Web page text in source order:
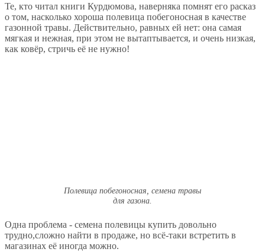
Те, кто читал книги Курдюмова, наверняка помнят его расказ
о том, насколько хороша полевица побегоносная в качестве
газонной травы. Действительно, равных ей нет: она самая
мягкая и нежная, при этом не вытаптывается, и очень низкая,
как ковёр, стричь её не нужно!
Полевица побегоносная, семена травы
для газона.
Одна проблема - семена полевицы купить довольно
трудно,сложно найти в продаже, но всё-таки встретить в
магазинах её иногда можно.